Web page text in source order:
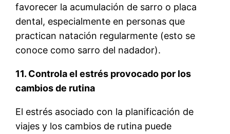
favorecer la acumulación de sarro o placa
dental, especialmente en personas que
practican natación regularmente (esto se
conoce como sarro del nadador).
11. Controla el estrés provocado por los
cambios de rutina
El estrés asociado con la planificación de
viajes y los cambios de rutina puede